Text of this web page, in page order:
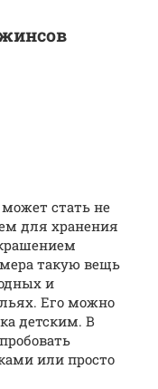
стать не
для хранения
такую вещь
и
Его можно
детским. В
или просто